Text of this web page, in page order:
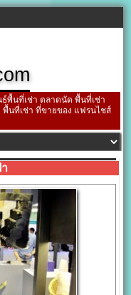
พื้นที่เช่า ตลาดนัด พื้นที่เช่า
พื้นที่เช่า ที่ขายของ แฟรนไชส์